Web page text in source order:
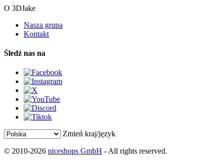
O 3DJake
Nasza grupa
Kontakt
Śledź nas na
Zmień kraj/język
© 2010-2026 niceshops GmbH - All rights reserved.